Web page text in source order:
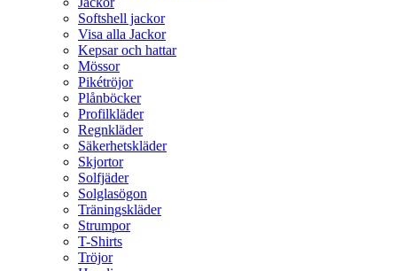
Softshell jackor
Visa alla Jackor
Kepsar och hattar
Mössor
Pikétröjor
Plånböcker
Profilkläder
Regnkläder
Säkerhetskläder
Skjortor
Solfjäder
Solglasögon
Träningskläder
Strumpor
T-Shirts
Tröjor